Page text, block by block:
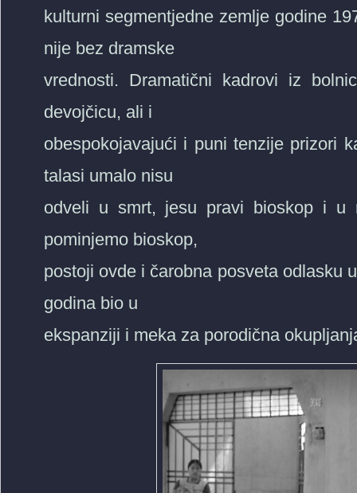
kulturni segmentjedne zemlje godine
nije bez dramske
vrednosti. Dramatični kadrovi iz
devojčicu, ali i
obespokojavajući i puni tenzije prizori
talasi umalo nisu
odveli u smrt, jesu pravi bioskop i u
pominjemo bioskop,
postoji ovde i čarobna posveta odlasku
godina bio u
ekspanziji i meka za porodična